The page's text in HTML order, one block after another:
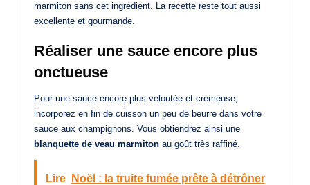
marmiton sans cet ingrédient. La recette reste tout aussi
excellente et gourmande.
Réaliser une sauce encore plus
onctueuse
Pour une sauce encore plus veloutée et crémeuse,
incorporez en fin de cuisson un peu de beurre dans votre
sauce aux champignons. Vous obtiendrez ainsi une
blanquette de veau marmiton au goût très raffiné.
Lire
Noël : la truite fumée prête à détrôner